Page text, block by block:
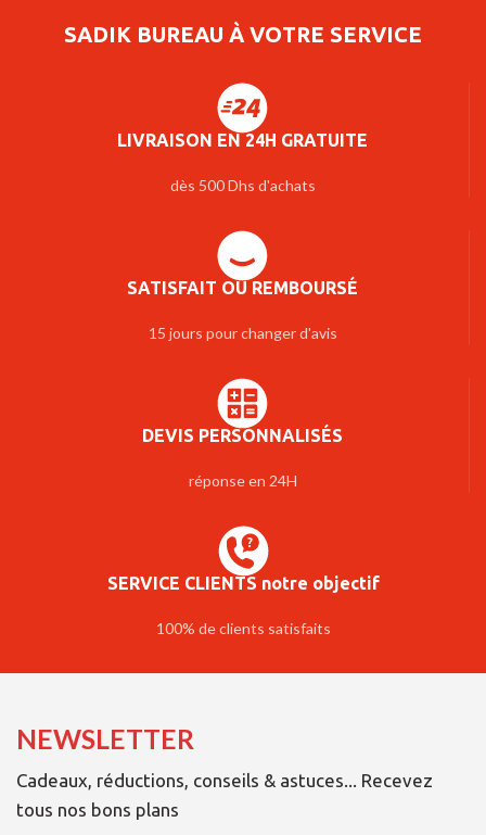
SADIK BUREAU À VOTRE SERVICE
LIVRAISON EN 24H GRATUITE
dès 500 Dhs d'achats
SATISFAIT OU REMBOURSÉ
15 jours pour changer d'avis
DEVIS PERSONNALISÉS
réponse en 24H
SERVICE CLIENTS notre objectif
100% de clients satisfaits
NEWSLETTER
Cadeaux, réductions, conseils & astuces... Recevez
tous nos bons plans